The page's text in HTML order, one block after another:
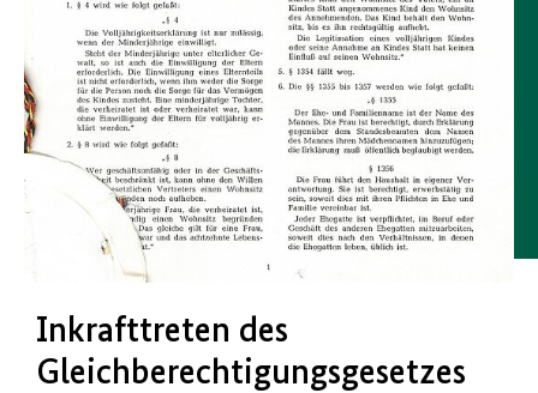
Inkrafttreten des
Gleichberechtigungsgesetzes